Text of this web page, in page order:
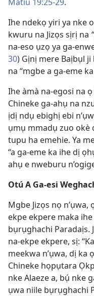
Ihe ndekọ yiri ya nke
kwuru na Jizọs sịrị na
na-eso ụzọ ya ga-
30) Gịnị mere Baịbụl
na “mgbe a ga-eme
Ihe àmà na-egosi na
Chineke ga-ahụ na
ịdị ndụ ebighị ebi
ụmụ mmadụ zuo okè
tupu ha emehie. Ya
“a ga-eme ka ihe dị
ahụ e nweburu
Otú A Ga-esi
Mgbe Jizọs nọ
ekpe ekpere maka
bụrụghachi Paradaịs.
na-ekpe ekpere, sị:
meekwa n’ụwa, dị ka
Chineke họpụtara
nke Alaeze a, bụ́ nke
ụwa niile bụrụghachi